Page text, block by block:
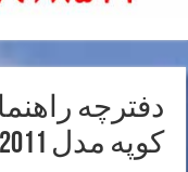
دفترچه
کوپه مدل 2011